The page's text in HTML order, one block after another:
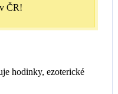
ČR!
hodinky, ezoterické